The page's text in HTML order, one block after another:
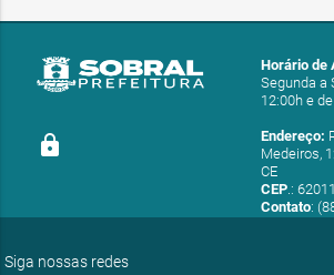
lock
Horário de
Segunda a
12:00h e
Endereço:
Medeiros,
CE
CEP.:
Contato:
Siga nossas redes